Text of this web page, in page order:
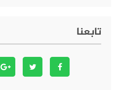
تابعنا